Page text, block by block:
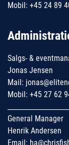
Mobil: +45 24 89
Salgs- &
Jonas Jensen
Mail:
Mobil: +45 27 62
General Manager
Henrik Andersen
Email: